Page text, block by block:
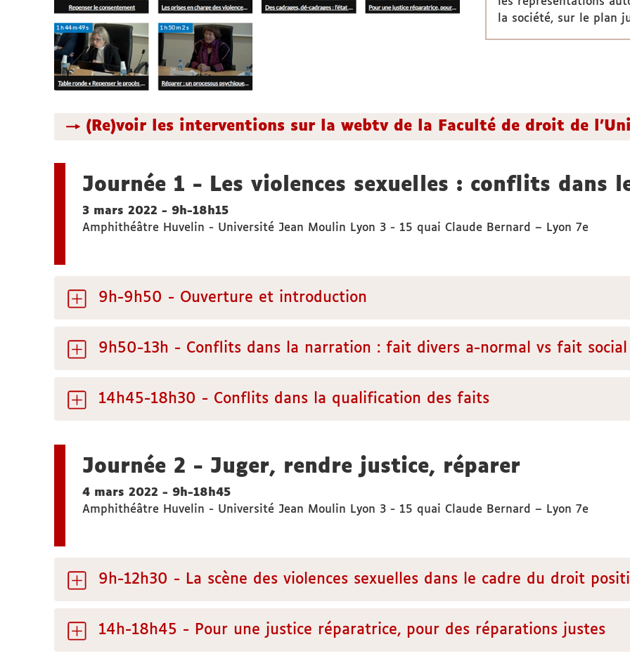
la société, sur le plan
→ (Re)voir les interventions sur la webtv de la Faculté de droit de
Journée 1 - Les violences sexuelles : conflits dans
3 mars 2022 - 9h-18h15
Amphithéâtre Huvelin - Université Jean Moulin Lyon 3 - 15 quai Claude Bernard – Lyon 7e
9h-9h50 - Ouverture et introduction
9h50-13h - Conflits dans la narration : fait divers a-normal vs fait
14h45-18h30 - Conflits dans la qualification des faits
Journée 2 - Juger, rendre justice, réparer
4 mars 2022 - 9h-18h45
Amphithéâtre Huvelin - Université Jean Moulin Lyon 3 - 15 quai Claude Bernard – Lyon 7e
9h-12h30 - La scène des violences sexuelles dans le cadre du droit
14h-18h45 - Pour une justice réparatrice, pour des réparations justes